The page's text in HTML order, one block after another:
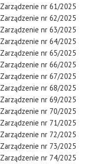
Zarządzenie nr 61/2025
Zarządzenie nr 62/2025
Zarządzenie nr 63/2025
Zarządzenie nr 64/2025
Zarządzenie nr 65/2025
Zarządzenie nr 66/2025
Zarządzenie nr 67/2025
Zarządzenie nr 68/2025
Zarządzenie nr 69/2025
Zarządzenie nr 70/2025
Zarządzenie nr 71/2025
Zarządzenie nr 72/2025
Zarządzenie nr 73/2025
Zarządzenie nr 74/2025